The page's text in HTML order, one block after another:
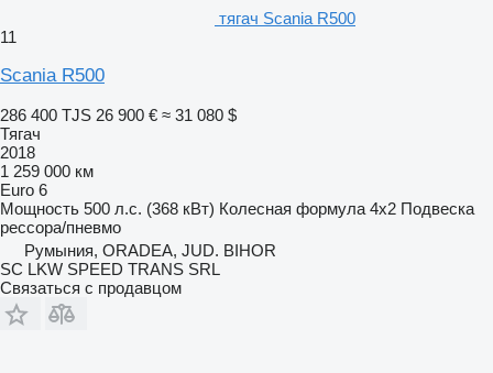
тягач Scania R500
11
Scania R500
286 400 TJS 26 900 € ≈ 31 080 $
Тягач
2018
1 259 000 км
Euro 6
Мощность 500 л.с. (368 кВт) Колесная формула 4x2 Подвеска
рессора/пневмо
Румыния, ORADEA, JUD. BIHOR
SC LKW SPEED TRANS SRL
Связаться с продавцом